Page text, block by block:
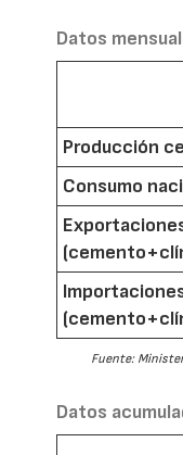
Datos
Producción
Consumo
Fuente:
Datos